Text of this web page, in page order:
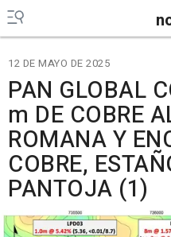
12 DE MAYO DE 2025
PAN GLOBAL
m DE COBRE
ROMANA Y
COBRE,
PANTOJA (1)